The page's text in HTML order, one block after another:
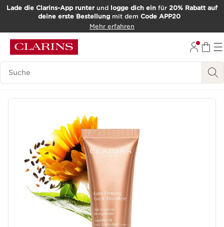
WEITER ZUM INHALT
Lade die Clarins-App runterund logge dich ein für 20% Rabatt auf
deine erste Bestellungmit dem Code APP20
Mehr erfahren
Such-Historie